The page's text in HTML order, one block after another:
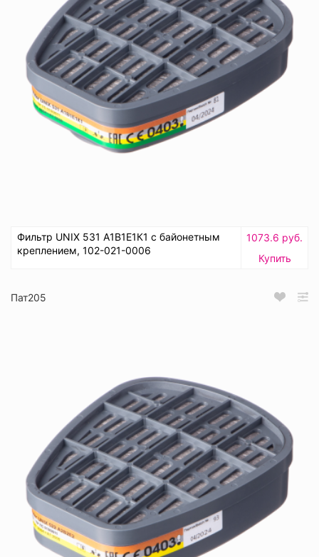
Фильтр UNIX 531 А1В1Е1К1 с байонетным
креплением, 102-021-0006
1073.6 руб.
Купить
Пат205